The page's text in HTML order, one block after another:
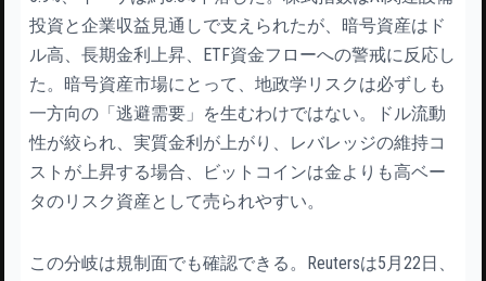
投資と企業収益見通しで支えられたが、暗号資産はド
ル高、長期金利上昇、ETF資金フローへの警戒に反応し
た。暗号資産市場にとって、地政学リスクは必ずしも
一方向の「逃避需要」を生むわけではない。ドル流動
性が絞られ、実質金利が上がり、レバレッジの維持コ
ストが上昇する場合、ビットコインは金よりも高ベー
タのリスク資産として売られやすい。
この分岐は規制面でも確認できる。Reutersは5月22日、